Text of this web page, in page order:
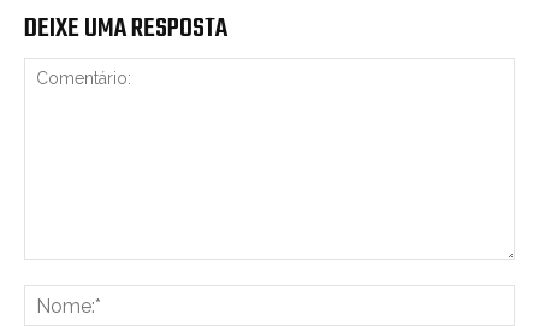
DEIXE UMA RESPOSTA